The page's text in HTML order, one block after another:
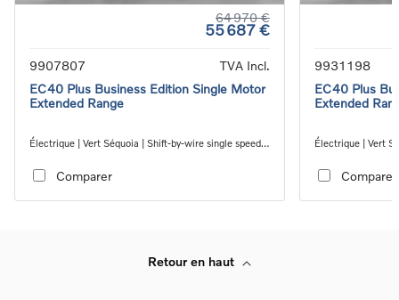
64 970 €
55 687 €
9907807
TVA Incl.
EC40 Plus Business Edition Single Motor
Extended Range
Électrique | Vert Séquoia | Shift-by-wire single speed
Comparer
9931198
EC40 Plus
Extended
Électrique | Vert
Comparer
Retour en haut